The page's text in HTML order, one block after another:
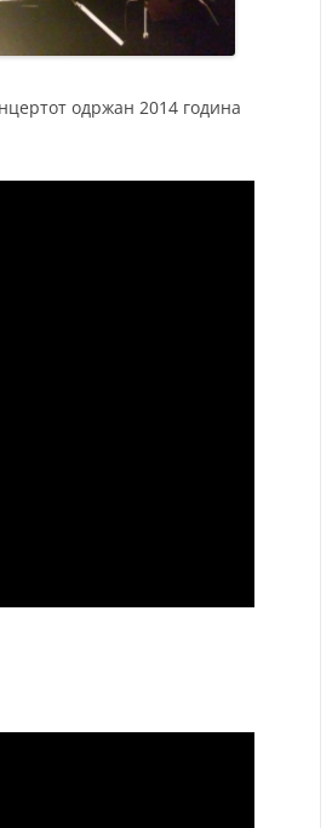
одржан 2014 година